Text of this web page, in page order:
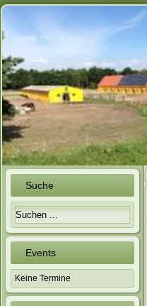
Suche
Events
Keine Termine